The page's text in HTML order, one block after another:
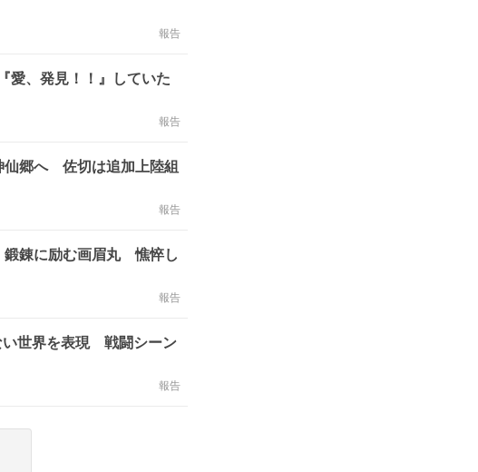
報告
、発見！！』していた
報告
仙郷へ 佐切は追加上陸組
報告
錬に励む画眉丸 憔悴し
報告
い世界を表現 戦闘シーン
報告